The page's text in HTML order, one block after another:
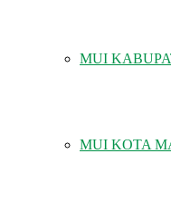
MUI
MUI KOTA